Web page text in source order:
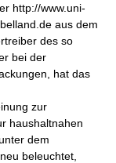
http://www.uni-
aus dem
des so
bei der
hat das
zur
haushaltnahen
dem
beleuchtet,